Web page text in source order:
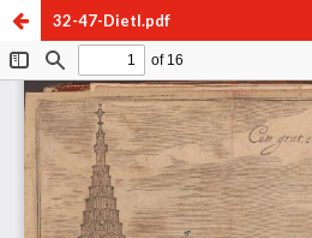
32-47-Dietl.pdf